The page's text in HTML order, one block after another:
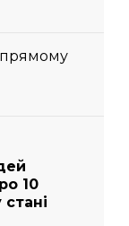
прямому
10